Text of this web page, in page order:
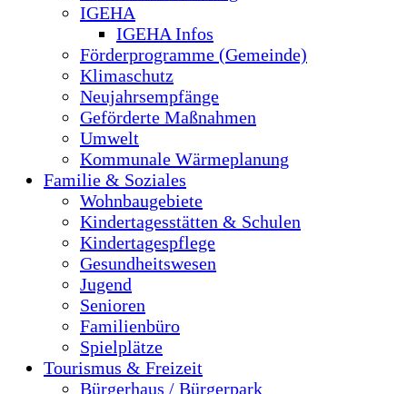
IGEHA
IGEHA Infos
Förderprogramme (Gemeinde)
Klimaschutz
Neujahrsempfänge
Geförderte Maßnahmen
Umwelt
Kommunale Wärmeplanung
Familie & Soziales
Wohnbaugebiete
Kindertagesstätten & Schulen
Kindertagespflege
Gesundheitswesen
Jugend
Senioren
Familienbüro
Spielplätze
Tourismus & Freizeit
Bürgerhaus / Bürgerpark